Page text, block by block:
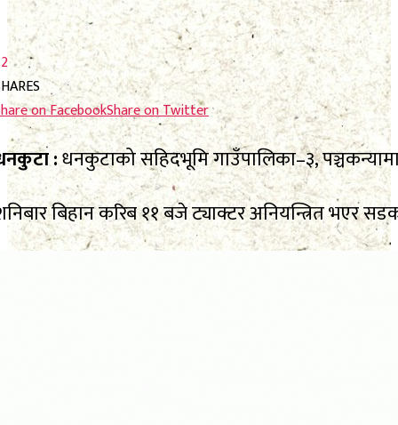
भिजिट नेपाल
सम्पादकीय
स्थानीय निर्वाचन
No Result
सम्पादकीय
स्थानीय निर्वाचन
No Result
View All Result
on FacebookShare on Twitter
:धनकुटाको सहिदभूमि गाउँपालिका–३,
बिहान करिब ११ बजे ट्याक्टर अनियन्त्रित भएर